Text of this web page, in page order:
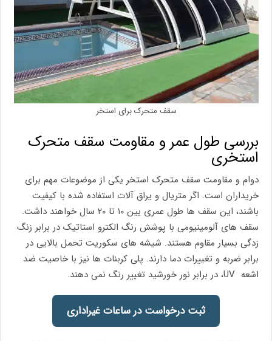
سقف متحرک برای استخر
بررسی طول عمر و مقاومت سقف متحرک
استخری
دوام و مقاومت سقف متحرک استخر یکی از موضوعات مهم برای
خریداران است. اگر متریال و یراق آلات استفاده شده با کیفیت
باشند، این سقف ها طول عمری بین ۱۰ تا ۲۰ سال خواهند داشت.
سقف های آلومینیومی با پوشش رنگ الکترو استاتیک در برابر زنگ
زدگی بسیار مقاوم هستند. شیشه های سکوریت تحمل بالایی در
برابر ضربه و تغییرات دما دارند. پلی کربنات ها نیز با خاصیت ضد
اشعه UV، در برابر نور خورشید تغییر رنگ نمی دهند.
ثبت درخواست در ساعات غیراداری